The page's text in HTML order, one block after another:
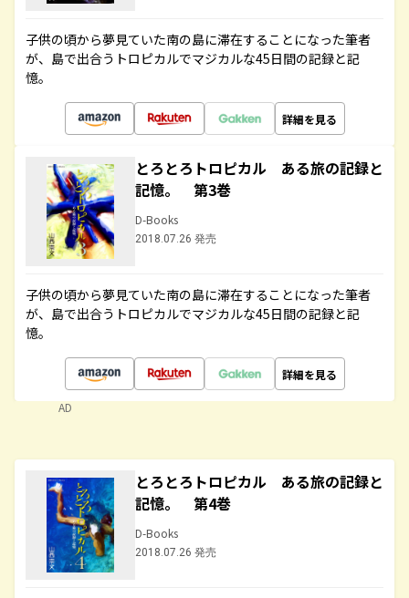
子供の頃から夢見ていた南の島に滞在することになった筆者
が、島で出合うトロピカルでマジカルな45日間の記録と記
憶。
詳細を見る
とろとろトロピカル ある旅の記録と
記憶。 第3巻
D-Books
2018.07.26 発売
子供の頃から夢見ていた南の島に滞在することになった筆者
が、島で出合うトロピカルでマジカルな45日間の記録と記
憶。
詳細を見る
AD
とろとろトロピカル ある旅の記録と
記憶。 第4巻
D-Books
2018.07.26 発売